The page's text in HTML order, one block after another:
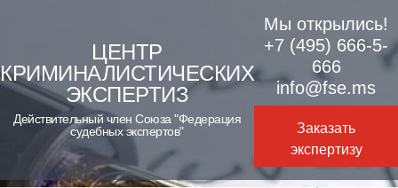
content
ЦЕНТР
КРИМИНАЛИСТИЧЕСКИХ
ЭКСПЕРТИЗ
Действительный член Союза "Федерация
судебных экспертов"
Мы открылись!
+7 (495) 666-5-
666
info@fse.ms
Заказать
экспертизу